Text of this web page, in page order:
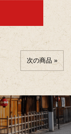
次の商品 »